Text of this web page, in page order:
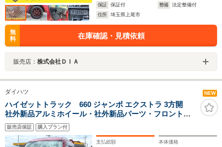
保証
保証付 整備
法定整備付
住所
埼玉県上尾市
無
料
在庫確認・見積依頼
販売店： 株式会社ＤＩＡ
ダイハツ NEW
ハイゼットトラック 660 ジャンボ エクストラ 3方開
社外新品アルミホイール・社外新品パーツ・フロントパ
イプバンパー・Bluetooth対応ナビ・TV・衝突被害軽減ブ
レーキ・障害物センサー・フロントフォグランプ・スマ
ートキー・プッシュスタート・車検令和9年11月
販売店保証 購入プラン付
支払総額 本体価格